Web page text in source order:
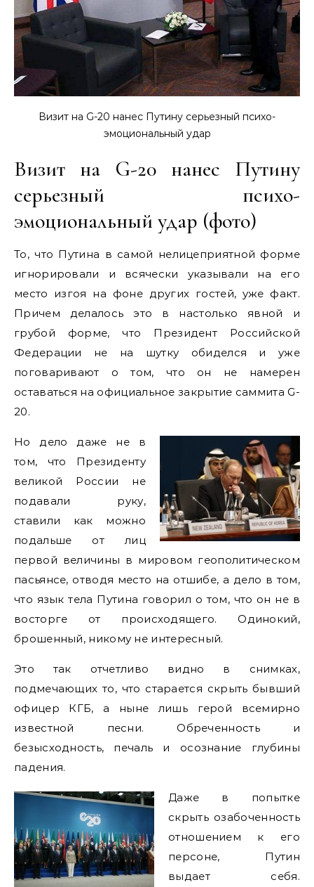
Визит на G-20 нанес Путину серьезный психо-
эмоциональный удар
Визит на G-20 нанес Путину
серьезный психо-
эмоциональный удар (фото)
То, что Путина в самой нелицеприятной форме
игнорировали и всячески указывали на его
место изгоя на фоне других гостей, уже факт.
Причем делалось это в настолько явной и
грубой форме, что Президент Российской
Федерации не на шутку обиделся и уже
поговаривают о том, что он не намерен
оставаться на официальное закрытие саммита G-
20.
Но дело даже не в
том, что Президенту
великой России не
подавали руку,
ставили как можно
подальше от лиц
первой величины в мировом геополитическом
пасьянсе, отводя место на отшибе, а дело в том,
что язык тела Путина говорил о том, что он не в
восторге от происходящего. Одинокий,
брошенный, никому не интересный.
Это так отчетливо видно в снимках,
подмечающих то, что старается скрыть бывший
офицер КГБ, а ныне лишь герой всемирно
известной песни. Обреченность и
безысходность, печаль и осознание глубины
падения.
Даже в попытке
скрыть озабоченность
отношением к его
персоне, Путин
выдает себя.